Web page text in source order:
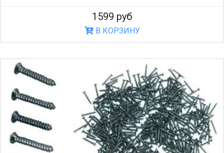
1599 руб
В КОРЗИНУ